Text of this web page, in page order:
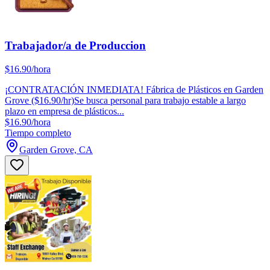
Trabajador/a de Produccion
$16.90/hora
¡CONTRATACIÓN INMEDIATA! Fábrica de Plásticos en Garden
Grove ($16.90/hr)Se busca personal para trabajo estable a largo
plazo en empresa de plásticos...
$16.90/hora
Tiempo completo
Garden Grove, CA